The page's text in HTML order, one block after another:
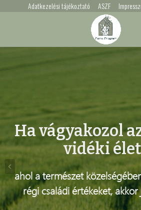
Adatkezelési tájékoztató ASZF
Ha vágyakozol
vidéki
ahol a természet
régi családi értékeket,